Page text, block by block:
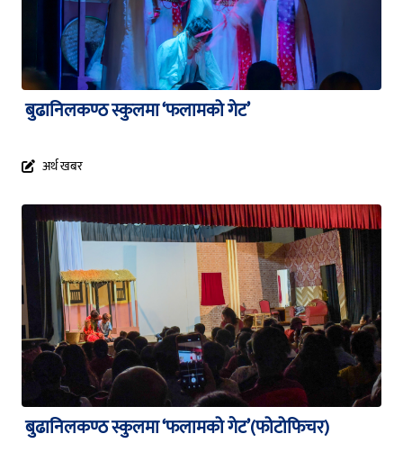
बुढानिलकण्ठ स्कुलमा ‘फलामको गेट’
अर्थ खबर
बुढानिलकण्ठ स्कुलमा ‘फलामको गेट’(फोटोफिचर)